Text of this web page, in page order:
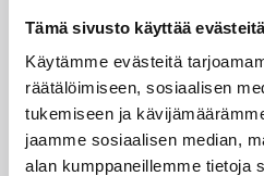
Tämä sivusto käyttää
Käytämme evästeitä
räätälöimiseen, sosiaalisen
tukemiseen ja
jaamme sosiaalisen median,
alan kumppaneillemme tietoja